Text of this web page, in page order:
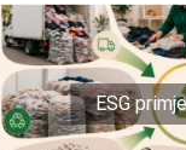
ESG